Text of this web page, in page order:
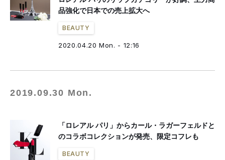
品強化で日本での売上拡大へ
BEAUTY
2020.04.20 Mon. - 12:16
2019.09.30 Mon.
「ロレアル パリ」からカール・ラガーフェルドと
のコラボコレクションが発売、限定コフレも
BEAUTY